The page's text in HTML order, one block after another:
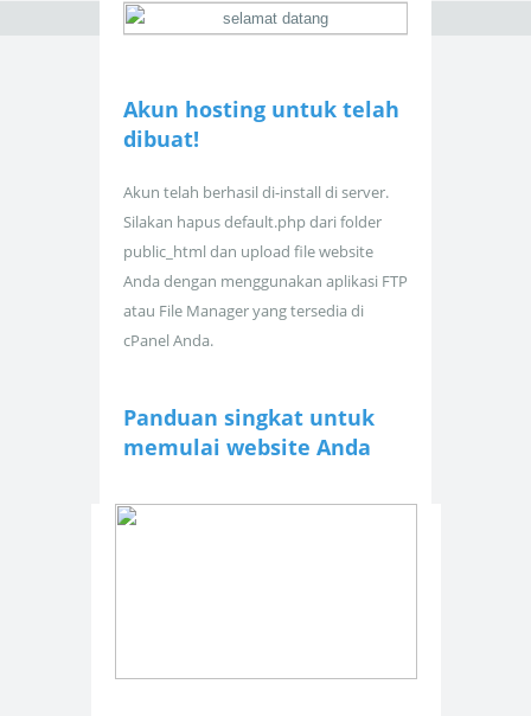
Akun hosting untuk telah
dibuat!
Akun telah berhasil di-install di server.
Silakan hapus default.php dari folder
public_html dan upload file website
Anda dengan menggunakan aplikasi FTP
atau File Manager yang tersedia di
cPanel Anda.
Panduan singkat untuk
memulai website Anda